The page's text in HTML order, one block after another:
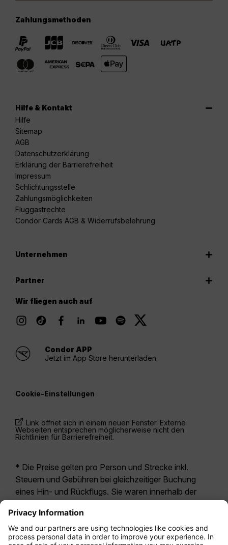
Zahlungsmethoden
Hilfe & Kontakt
Hilfe
Sitemap
AGB
Datenschutzerklärung
Erklärung der Barrierefreiheit
Impressum
Schlichtungsstelle
Zahlungsmöglichkeiten
Fluggastrechte
Condor Cards AGB & Widerrufsbelehrung
Unternehmen
Partner
Wir fliegen auch auf
Condor APP
Jetzt im App Store herunterladen.
Cookie-Einstellungen
Link öffnet sich in einem neuen Fenster. Externe
Webseiten entsprechen möglicherweise nicht den
Richtlinien für Barrierefreiheit.
* Die Preise gelten pro Person und Strecke inkl.
Steuern und Gebühren bei gleichzeitiger Buchung
eines Hin- und Rückflugs. Sie waren innerhalb der
möglicherweise nicht mehr aktuell. Bei den für die
Economy Class angegebenen Tarifen handelt es
sich i.d.R. um Economy Zero, unsere restriktivste